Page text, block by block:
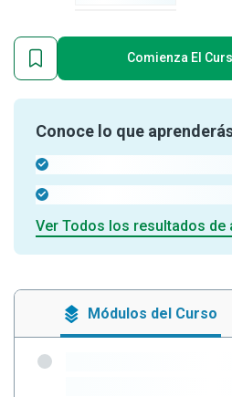
Comienza El
Conoce lo que
Ver Todos los resultados de
Módulos del Curso